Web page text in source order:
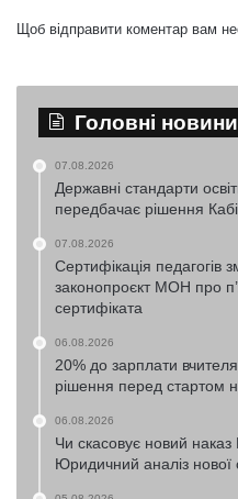
Щоб відправити коментар вам
Головні новини
07.08.2026
Державні стандарти
передбачає рішення
07.08.2026
Сертифікація педагогів
законопроєкт МОН про
сертифіката
06.08.2026
20% до зарплати
рішення перед стартом
06.08.2026
Чи скасовує новий
Юридичний аналіз